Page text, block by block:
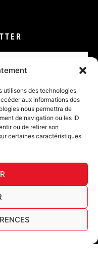
utilisons des technologies
aux informations des
nous permettra de
de navigation ou les ID
ou de retirer son
certaines caractéristiques